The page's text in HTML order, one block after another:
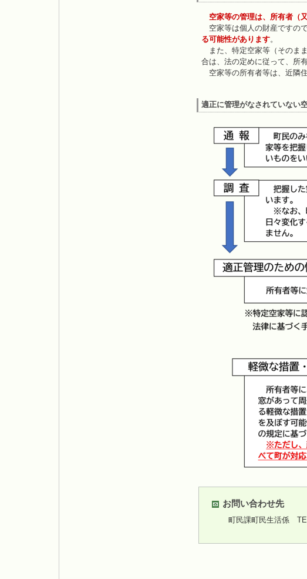
空家等の管理は、所有者（
空家等は個人の財産ですの
る可能性があります。
また、特定空家等（そのま
合は、法の定めに従って、所
空家等の所有者等は、近隣
適正に管理がなされていない
お問い合わせ先
町民課町民生活係